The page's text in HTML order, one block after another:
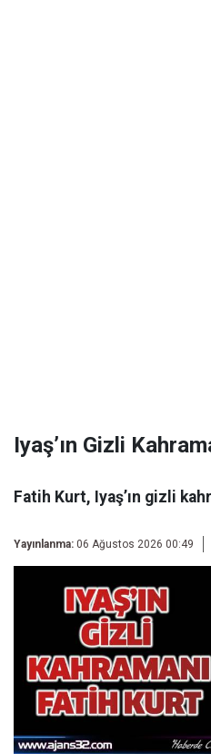
Iyaş’ın Gizli
Fatih Kurt, Iyaş’ın gizli
Yayınlanma: 06 Ağustos 2026 00:49